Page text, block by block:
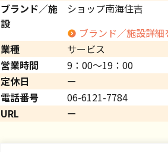
ブランド／施
設
ショップ南海住吉
ブランド／施設詳細
業種
サービス
営業時間
9：00～19：00
定休日
ー
電話番号
06-6121-7784
URL
ー